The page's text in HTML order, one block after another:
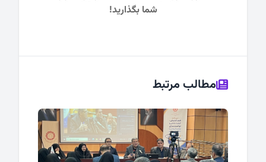
شما بگذارید!
مطالب مرتبط